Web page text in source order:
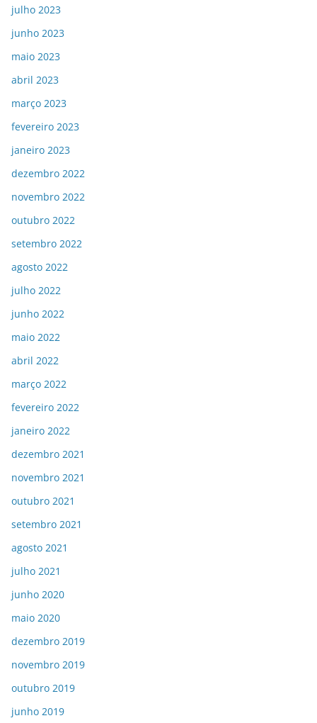
julho 2023
junho 2023
maio 2023
abril 2023
março 2023
fevereiro 2023
janeiro 2023
dezembro 2022
novembro 2022
outubro 2022
setembro 2022
agosto 2022
julho 2022
junho 2022
maio 2022
abril 2022
março 2022
fevereiro 2022
janeiro 2022
dezembro 2021
novembro 2021
outubro 2021
setembro 2021
agosto 2021
julho 2021
junho 2020
maio 2020
dezembro 2019
novembro 2019
outubro 2019
junho 2019